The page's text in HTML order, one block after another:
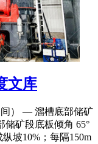
文库
） — 溜槽底部储矿
储矿段底板倾角 65°
坡10%；每隔150m